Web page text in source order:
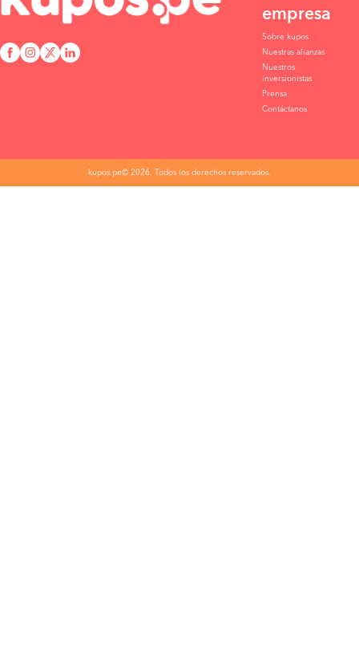
empresa
Sobre kupos
Nuestras alianzas
Nuestros
inversionistas
Prensa
Contáctanos
kupos.pe© 2026. Todos los derechos reservados.